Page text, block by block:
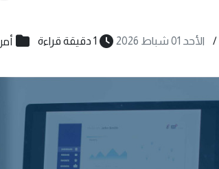
/ الأحد 01 شباط 2026 1 دقيقة قراءة